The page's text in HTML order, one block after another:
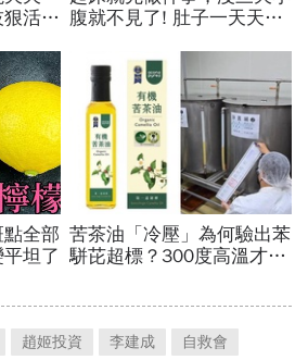
趙姬投資 李建成 自救會